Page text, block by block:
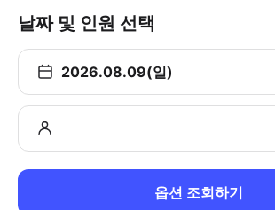
날짜 및 인원 선택
2026.08.09(일)
옵션 조회하기